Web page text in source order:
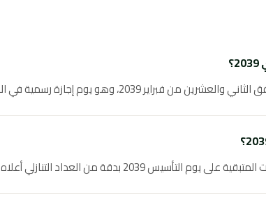
2039 بدقة من العداد التنازلي أعلاه.